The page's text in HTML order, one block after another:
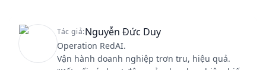
Tác giả:Nguyễn Đức Duy
Operation RedAI.
Vận hành doanh nghiệp trơn tru, hiệu quả.